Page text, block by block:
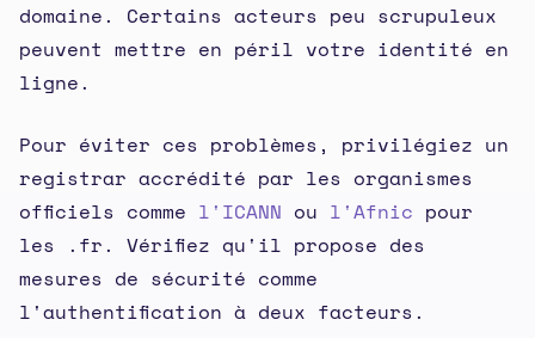
domaine. Certains acteurs peu scrupuleux
peuvent mettre en péril votre identité en
ligne.
Pour éviter ces problèmes, privilégiez un
registrar accrédité par les organismes
officiels comme l'ICANN ou l'Afnic pour
les .fr. Vérifiez qu'il propose des
mesures de sécurité comme
l'authentification à deux facteurs.